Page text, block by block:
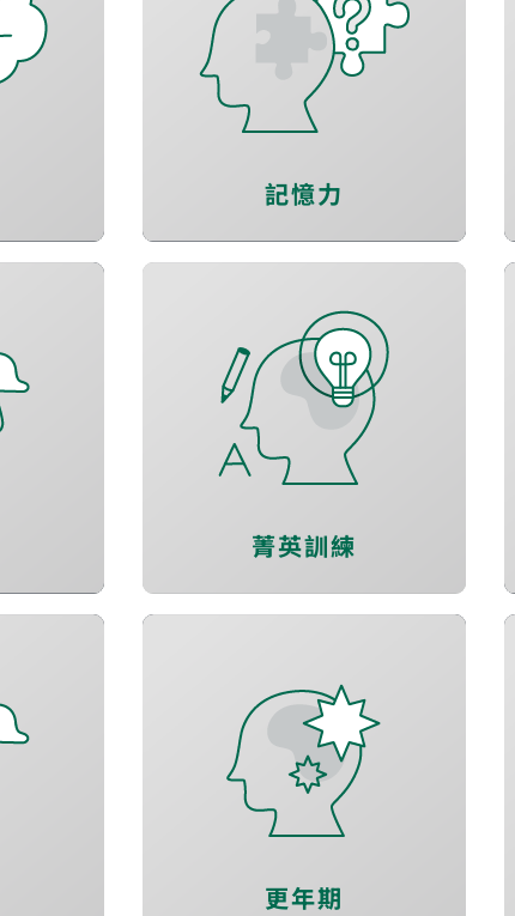
記憶力
增進長期記憶
改善學習效能
延緩老化
菁英訓練
學習-反應力加速
認知-執行力加強
決策-判斷力提升
更年期
穩定情緒
維持有效睡眠
思考反應力